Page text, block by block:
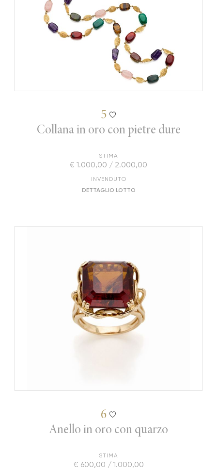
5
Collana in oro con pietre dure
STIMA
€ 1.000,00 / 2.000,00
INVENDUTO
DETTAGLIO LOTTO
6
Anello in oro con quarzo
STIMA
€ 600,00 / 1.000,00